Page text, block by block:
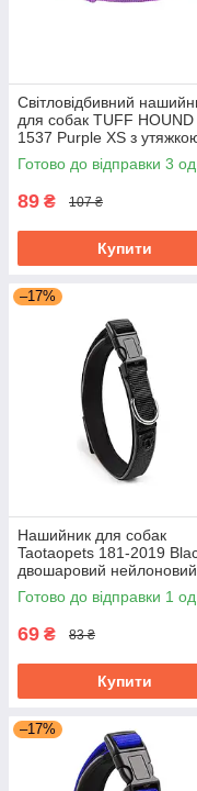
Світловідбивний
для собак TUFF HOUND
1537 Purple XS з
Готово до відправки 3 од.
89 ₴ 107 ₴
Купити
–17%
Нашийник для собак
Taotaopets 181-2019
двошаровий нейлоновий
Готово до відправки 1 од.
69 ₴ 83 ₴
Купити
–17%